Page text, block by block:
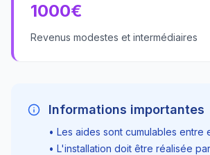
1000€
Revenus modestes et intermédiaires
Informations importantes
• Les aides sont cumulables entre
• L'installation doit être réalisée